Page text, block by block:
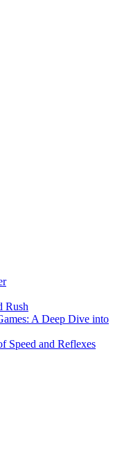
Rush
A Deep Dive into
Speed and Reflexes